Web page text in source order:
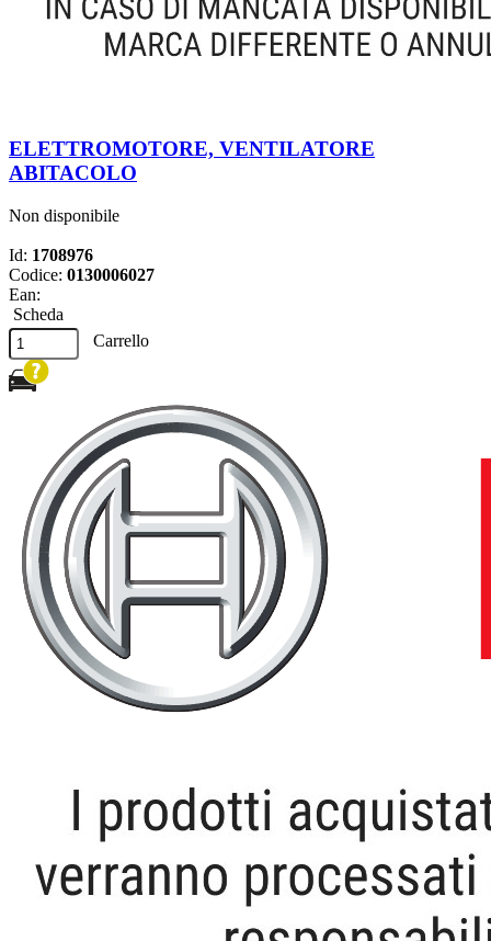
ELETTROMOTORE, VENTILATORE
ABITACOLO
Non disponibile
Id: 1708976
Codice: 0130006027
Ean:
Scheda
Carrello